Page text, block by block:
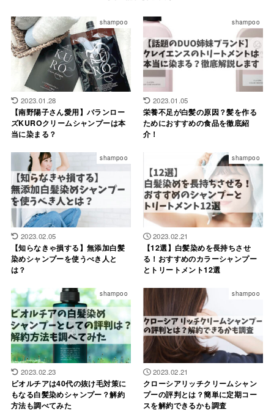
shampoo
2023.01.28
【南野陽子さん愛用】バランロー
ズKUROクリームシャンプーは本
当に染まる？
shampoo
2023.01.05
栄養不足が白髪の原因？髪を作る
ためにおすすめの食品を徹底紹
介！
shampoo
2023.02.05
【知らなきゃ損する】無添加白髪
染めシャンプーを使うべき人と
は？
shampoo
2023.02.21
【12選】白髪染めを長持ちさせ
る！おすすめのカラーシャンプー
とトリートメント12選
shampoo
2023.02.23
ビオルチアは40代の抜け毛対策に
もなる白髪染めシャンプー？解約
方法も調べてみた
shampoo
2023.02.21
クローシアリッチクリームシャン
プーの評判とは？簡単に定期コー
スを解約できるかも調査